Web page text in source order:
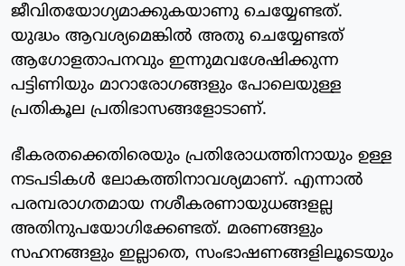
ജീവിതയോഗ്യമാക്കുകയാണു ചെയ്യേണ്ടത്.
യുദ്ധം ആവശ്യമെങ്കിൽ അതു ചെയ്യേണ്ടത്
ആഗോളതാപനവും ഇന്നുമവശേഷിക്കുന്ന
പട്ടിണിയും മാറാരോഗങ്ങളും പോലെയുള്ള
പ്രതികൂല പ്രതിഭാസങ്ങളോടാണ്.
ഭീകരതക്കെതിരെയും പ്രതിരോധത്തിനായും ഉള്ള
നടപടികൾ ലോകത്തിനാവശ്യമാണ്. എന്നാൽ
പരമ്പരാഗതമായ നശീകരണായുധങ്ങളല്ല
അതിനുപയോഗിക്കേണ്ടത്. മരണങ്ങളും
സഹനങ്ങളും ഇല്ലാതെ, സംഭാഷണങ്ങളിലൂടെയും